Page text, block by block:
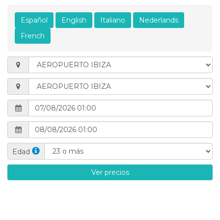
Español English Italiano
Nederlands
French
Edad
Ver precios